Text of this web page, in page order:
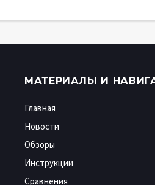
МАТЕРИАЛЫ И
Главная
Новости
Обзоры
Инструкции
Сравнения